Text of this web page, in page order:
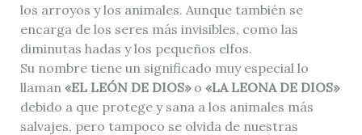
los arroyos y los animales. Aunque también se
encarga de los seres más invisibles, como las
diminutas hadas y los pequeños elfos.
Su nombre tiene un significado muy especial lo
llaman «EL LEÓN DE DIOS»o «LA LEONA DE DIOS»
debido a que protege y sana a los animales más
salvajes, pero tampoco se olvida de nuestras